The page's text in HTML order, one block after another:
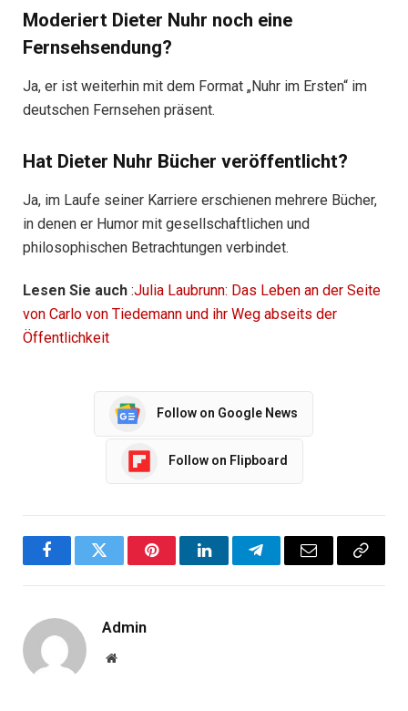
Moderiert Dieter Nuhr noch eine
Fernsehsendung?
Ja, er ist weiterhin mit dem Format „Nuhr im Ersten“ im
deutschen Fernsehen präsent.
Hat Dieter Nuhr Bücher veröffentlicht?
Ja, im Laufe seiner Karriere erschienen mehrere Bücher,
in denen er Humor mit gesellschaftlichen und
philosophischen Betrachtungen verbindet.
Lesen Sie auch :Julia Laubrunn: Das Leben an der Seite
von Carlo von Tiedemann und ihr Weg abseits der
Öffentlichkeit
Follow on Google News
Follow on Flipboard
FacebookTwitter PinterestLinkedInTelegramEmail
Copy
Admin
Website